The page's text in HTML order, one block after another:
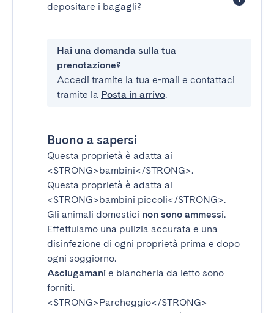
depositare i bagagli?
Hai una domanda sulla tua
prenotazione?
Accedi tramite la tua e-mail e contattaci
tramite la Posta in arrivo.
Buono a sapersi
Questa proprietà è adatta ai
<STRONG>bambini</STRONG>.
Questa proprietà è adatta ai
<STRONG>bambini piccoli</STRONG>.
Gli animali domestici non sono ammessi.
Effettuiamo una pulizia accurata e una
disinfezione di ogni proprietà prima e dopo
ogni soggiorno.
Asciugamani e biancheria da letto sono
forniti.
<STRONG>Parcheggio</STRONG>